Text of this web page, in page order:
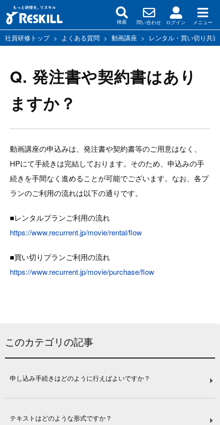
検索 問い合わせ ログイン メニュー
社員研修トップ> よくある質問 > 動画講座 > レンタル・買い切り共通
Q. 発注書や契約書はあり
ますか？
動画講座の申込みは、発注書や契約書等のご用意はなく、
HPにて手続きは完結しております。そのため、申込みの手
続きを手間なく進めることが可能でございます。なお、各プ
ランのご利用の流れは以下の通りです。
■レンタルプランご利用の流れ
https://www.recurrent.jp/movie/rental/flow
■買い切りプランご利用の流れ
https://www.recurrent.jp/movie/purchase/flow
このカテゴリの記事
申し込み手続きはどのように行えばよいですか？
テキストはどのような形式ですか？